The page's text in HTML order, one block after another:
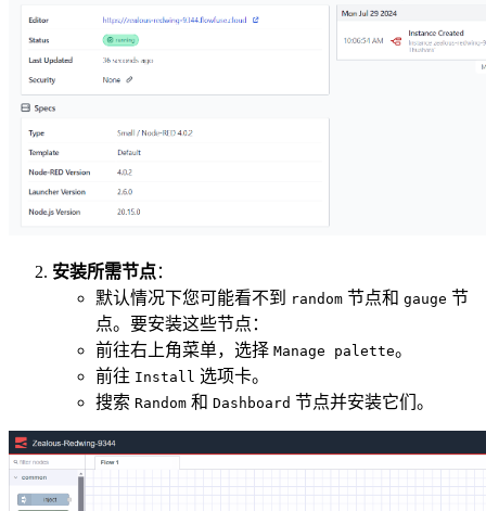
安装所需节点：
默认情况下您可能看不到
random 节点和 gauge 节
点。要安装这些节点：
前往右上角菜单，选择 Manage palette。
前往 Install 选项卡。
搜索 Random 和 Dashboard 节点并安装它们。